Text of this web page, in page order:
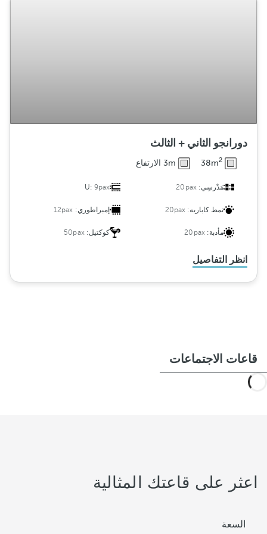
دورانجو الثاني + الثالث
38m2 3m الارتفاع
مَدْرسِي:20pax
U: 9pax
نمط كاباريه: 20pax إمبراطوري: 12pax
مأدبة:20pax كوكتيل:50pax
انظر التفاصيل
قاعات الاجتماعات
اعثر على قاعتك المثالية
السعة